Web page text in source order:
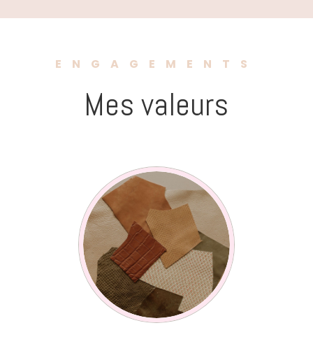
ENGAGEMENTS
Mes valeurs